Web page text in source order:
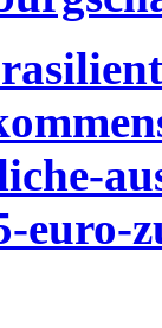
euro-